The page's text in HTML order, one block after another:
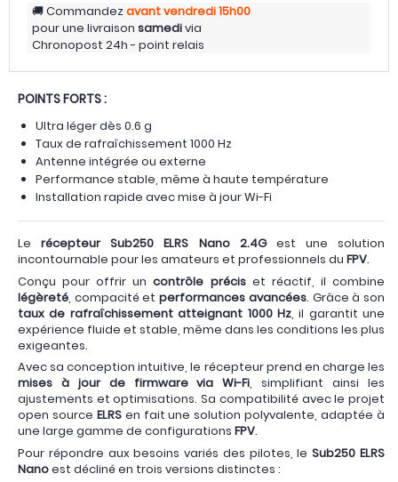
Commandezavant vendredi15h00
pour une livraison samedivia
Chronopost 24h - point relais
POINTS FORTS :
Ultra léger dès 0.6 g
Taux de rafraîchissement 1000 Hz
Antenne intégrée ou externe
Performance stable, même à haute température
Installation rapide avec mise à jour Wi-Fi
Lerécepteur Sub250 ELRS Nano 2.4G est une solution
incontournable pour les amateurs et professionnels du FPV.
Conçu pour offrir uncontrôle préciset réactif, il combine
légèreté , compacité etperformances avancées. Grâce à son
taux de rafraîchissement atteignant 1000 Hz, il garantit une
expérience fluide et stable, même dans les conditions les plus
exigeantes.
Avec sa conception intuitive, le récepteur prend en charge les
mises à jour de firmware via Wi-Fi, simplifiant ainsi les
ajustements et optimisations. Sa compatibilité avec le projet
open source ELRSen fait une solution polyvalente, adaptée à
une large gamme de configurations FPV.
Pour répondre aux besoins variés des pilotes, leSub250 ELRS
Nanoest décliné en trois versions distinctes :